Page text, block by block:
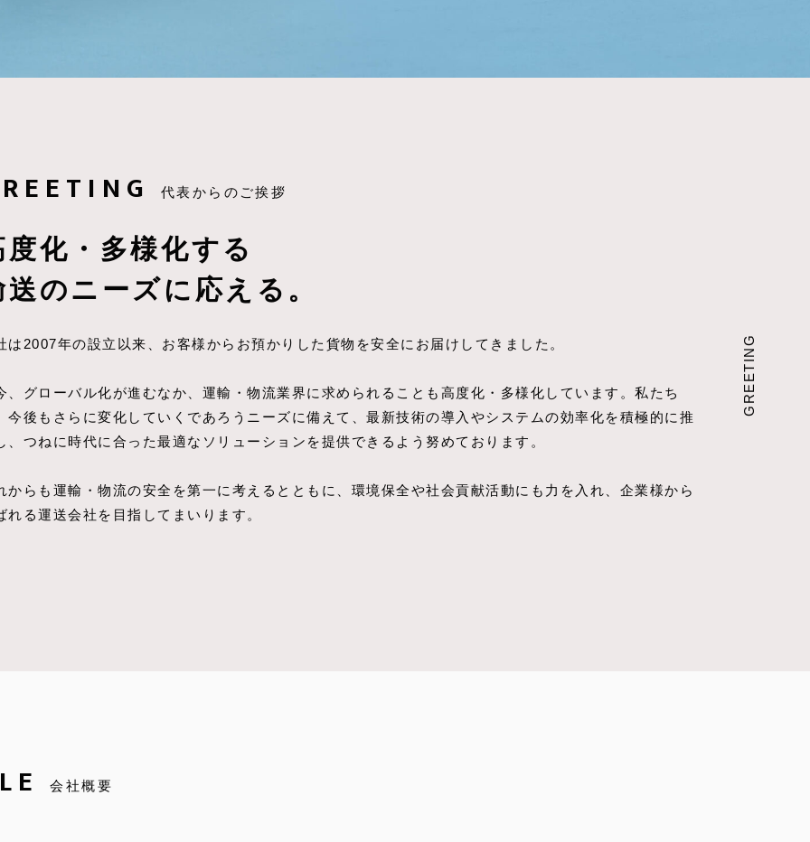
代表からのご挨拶
度化・多様化する
送のニーズに応える。
は2007年の設立以来、お客様からお預かりした貨物を安全にお届けしてきました。
、グローバル化が進むなか、運輸・物流業界に求められることも高度化・多様化しています。私たち
今後もさらに変化していくであろうニーズに備えて、最新技術の導入やシステムの効率化を積極的に推
、つねに時代に合った最適なソリューションを提供できるよう努めております。
からも運輸・物流の安全を第一に考えるとともに、環境保全や社会貢献活動にも力を入れ、企業様から
れる運送会社を目指してまいります。
GREETING
会社概要